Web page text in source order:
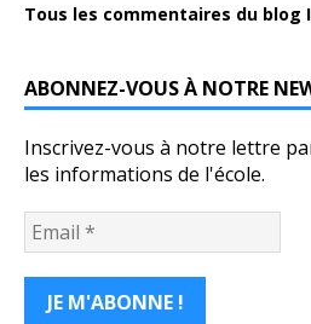
Tous les commentaires du blog
ABONNEZ-VOUS À NOTRE
Inscrivez-vous à notre lettre
les informations de l'école.